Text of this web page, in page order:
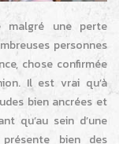
malgré une perte
personnes
chose confirmée
Il est vrai qu’à
bien ancrées et
qu’au sein d’une
bien des